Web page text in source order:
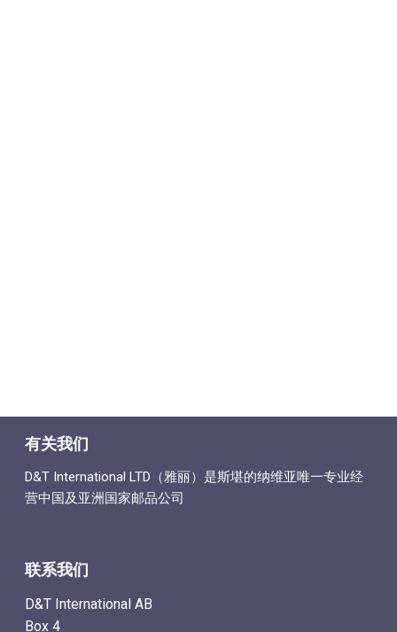
有关我们
D&T International LTD（雅丽）是斯堪的纳维亚唯一专业经
营中国及亚洲国家邮品公司
联系我们
D&T International AB
Box 4